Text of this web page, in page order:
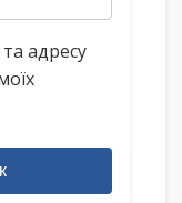
адресу